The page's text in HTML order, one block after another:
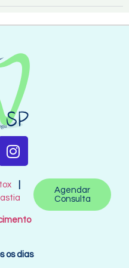
os dias
Agendar
Consulta